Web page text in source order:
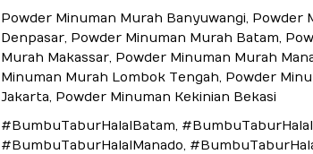
Powder Minuman Murah Banyuwangi, Powder
Denpasar, Powder Minuman Murah Batam,
Murah Makassar, Powder Minuman Murah
Minuman Murah Lombok Tengah, Powder
Jakarta, Powder Minuman Kekinian Bekasi
#BumbuTaburHalalBatam,
#BumbuTaburHalalManado,